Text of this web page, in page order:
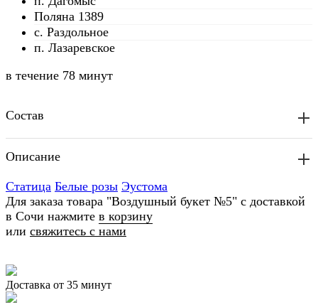
Поляна 1389
с. Раздольное
п. Лазаревское
в течение 78 минут
Состав
Описание
Статица Белые розы Эустома
Для заказа товара "Воздушный букет №5" с доставкой
в Сочи нажмите в корзину
или свяжитесь с нами
Доставка от 35 минут